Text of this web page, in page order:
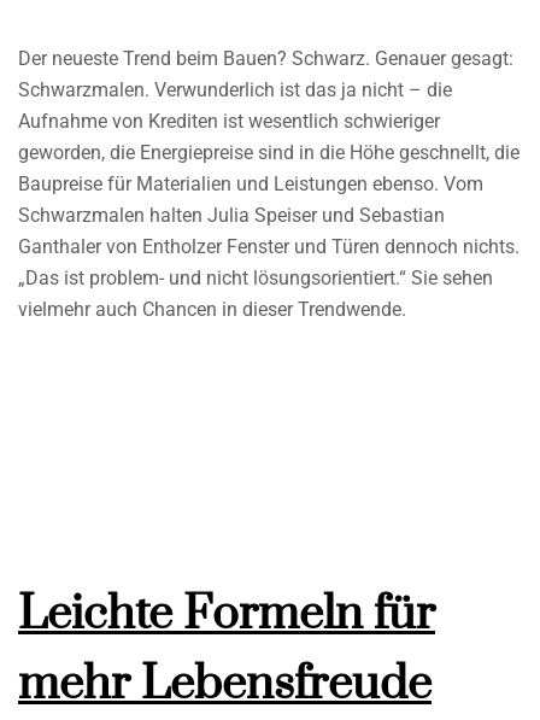
Der neueste Trend beim Bauen? Schwarz. Genauer gesagt:
Schwarzmalen. Verwunderlich ist das ja nicht – die
Aufnahme von Krediten ist wesentlich schwieriger
geworden, die Energiepreise sind in die Höhe geschnellt, die
Baupreise für Materialien und Leistungen ebenso. Vom
Schwarzmalen halten Julia Speiser und Sebastian
Ganthaler von Entholzer Fenster und Türen dennoch nichts.
„Das ist problem- und nicht lösungsorientiert.“ Sie sehen
vielmehr auch Chancen in dieser Trendwende.
Leichte Formeln für
mehr Lebensfreude